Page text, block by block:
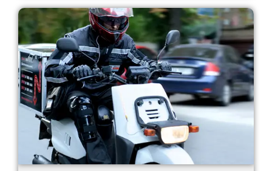
Новоалександровка
Новомосковск
Новоселки
Нововолынск
Обухов
Обуховка
Одесса
Острог
Павлоград
Переяслав
Первомайск
Песочин